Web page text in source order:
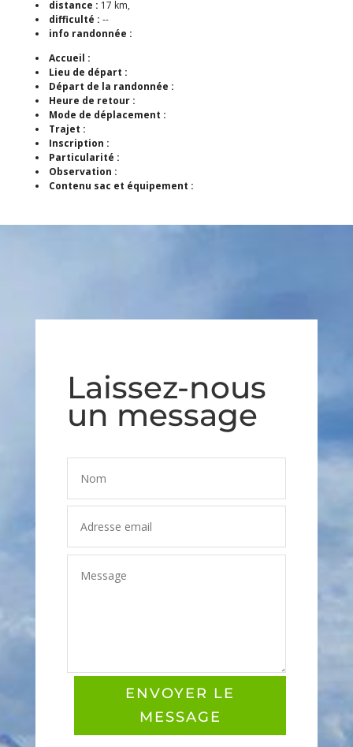
distance : 17 km,
difficulté : --
info randonnée :
Accueil :
Lieu de départ :
Départ de la randonnée :
Heure de retour :
Mode de déplacement :
Trajet :
Inscription :
Particularité :
Observation :
Contenu sac et équipement :
Laissez-nous
un message
ENVOYER LE
MESSAGE